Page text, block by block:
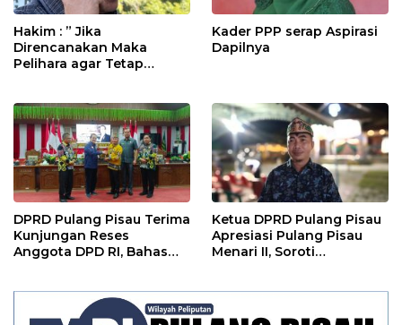
Hakim : ” Jika
Direncanakan Maka
Pelihara agar Tetap
Kader PPP serap Aspirasi
Dapilnya
DPRD Pulang Pisau Terima
Kunjungan Reses
Anggota DPD RI, Bahas
Ketua DPRD Pulang Pisau
Apresiasi Pulang Pisau
Menari II, Soroti